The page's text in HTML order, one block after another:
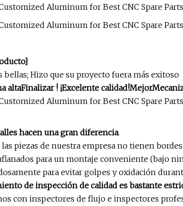
bellas; Hizo que su proyecto fuera más exitoso
altaFinalizar! ¡Excelente calidad!Mejor
hacen una gran diferencia.
piezas de nuestra empresa no tienen
para un montaje conveniente (bajo
para evitar golpes y oxidación
de inspección de calidad es bastante
con inspectores de flujo e inspectores